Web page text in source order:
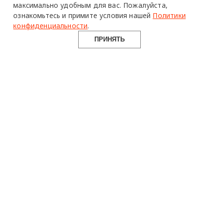
максимально удобным для вас. Пожалуйста,
ознакомьтесь и примите условия нашей Политики
конфиденциальности.
ПРИНЯТЬ